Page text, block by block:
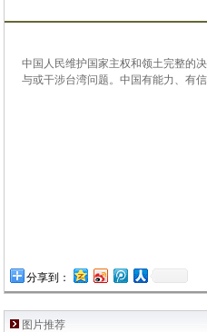
中国人民维护国家主权和领土完整的
与或干涉台湾问题。中国有能力、有
分享到：
图片推荐